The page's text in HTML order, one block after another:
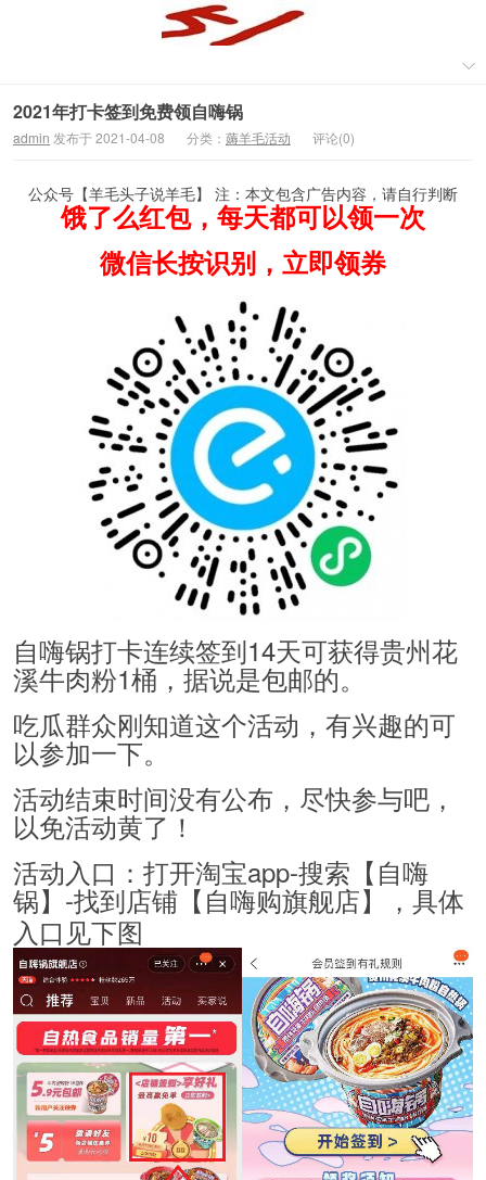
2021年打卡签到免费领自嗨锅
admin 发布于 2021-04-08 分类： 薅羊毛活动 评论(0)
公众号【羊毛头子说羊毛】 注：本文包含广告内容，请自行判断
饿了么红包，每天都可以领一次
微信长按识别，立即领券
自嗨锅打卡连续签到14天可获得贵州花
溪牛肉粉1桶，据说是包邮的。
吃瓜群众刚知道这个活动，有兴趣的可
以参加一下。
活动结束时间没有公布，尽快参与吧，
以免活动黄了！
活动入口：打开淘宝app-搜索【自嗨
锅】-找到店铺【自嗨购旗舰店】，具体
入口见下图